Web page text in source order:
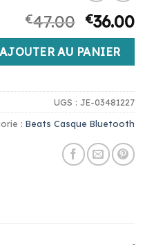
€47.00 €36.00
casque bluetooth
AJOUTER AU PANIER
UGS : JE-03481227
: Beats Casque Bluetooth